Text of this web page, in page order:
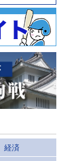
経済